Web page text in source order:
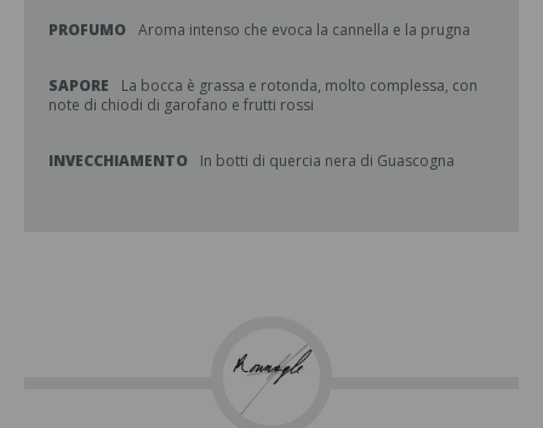
PROFUMO Aroma intenso che evoca la cannella e la prugna
SAPORE
La bocca è grassa e rotonda, molto complessa, con
note di chiodi di garofano e frutti rossi
INVECCHIAMENTO In botti di quercia nera di Guascogna